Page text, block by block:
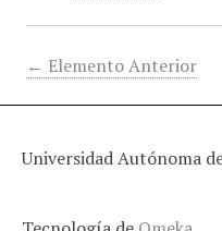
← Elemento Anterior
Universidad Autónoma